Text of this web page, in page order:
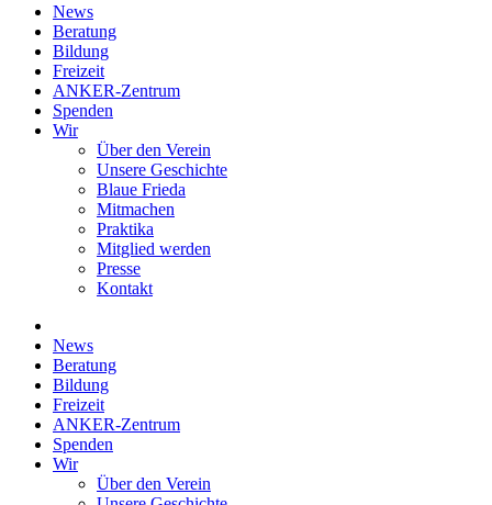
News
Beratung
Bildung
Freizeit
ANKER-Zentrum
Spenden
Wir
Über den Verein
Unsere Geschichte
Blaue Frieda
Mitmachen
Praktika
Mitglied werden
Presse
Kontakt
News
Beratung
Bildung
Freizeit
ANKER-Zentrum
Spenden
Wir
Über den Verein